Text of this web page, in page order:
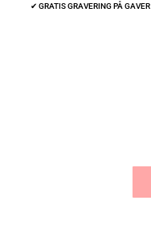
✔ GRATIS GRAVERING PÅ GAVER